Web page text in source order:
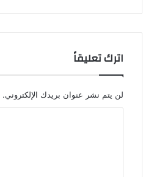
اترك تعليقاً
لن يتم نشر عنوان بريدك الإلكتروني.